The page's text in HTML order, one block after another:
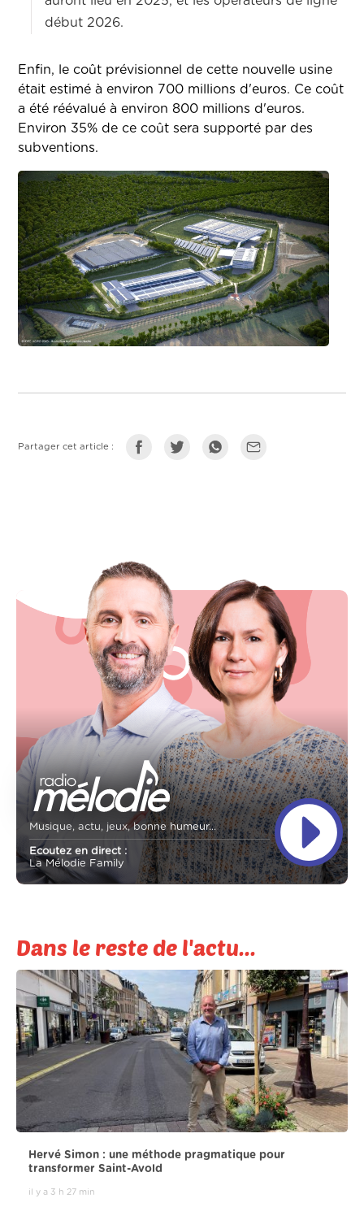
début 2026.
Enfin, le coût prévisionnel de cette nouvelle usine
était estimé à environ 700 millions d'euros. Ce coût
a été réévalué à environ 800 millions d'euros.
Environ 35% de ce coût sera supporté par des
subventions.
Partager cet article :
Musique, actu, jeux, bonne humeur...
Ecoutez en direct :
La Mélodie Family
Dans le reste de l'actu...
Hervé Simon : une méthode pragmatique pour
transformer Saint-Avold
il y a 3 h 27 min